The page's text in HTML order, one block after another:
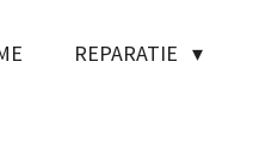
REPARATIE